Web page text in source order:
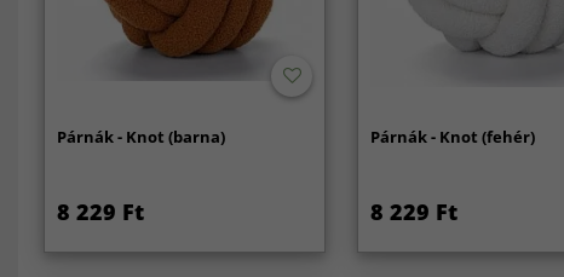
Párnák - Knot (barna)
8 229 Ft
Párnák - Knot (fehér)
8 229 Ft